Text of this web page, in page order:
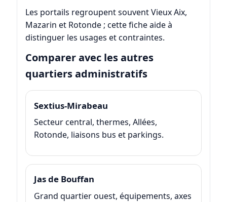
Les portails regroupent souvent Vieux Aix,
Mazarin et Rotonde ; cette fiche aide à
distinguer les usages et contraintes.
Comparer avec les autres
quartiers administratifs
Sextius-Mirabeau
Secteur central, thermes, Allées,
Rotonde, liaisons bus et parkings.
Jas de Bouffan
Grand quartier ouest, équipements, axes